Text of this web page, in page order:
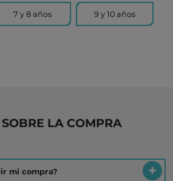
7 y 8 años 9 y 10 años
LA COMPRA
mi compra?